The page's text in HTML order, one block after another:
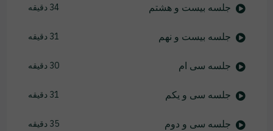
جلسه بیست و هشتم 34 دقیقه
جلسه بیست و نهم 31 دقیقه
جلسه سی ام 30 دقیقه
جلسه سی و یکم 31 دقیقه
جلسه سی و دوم 35 دقیقه